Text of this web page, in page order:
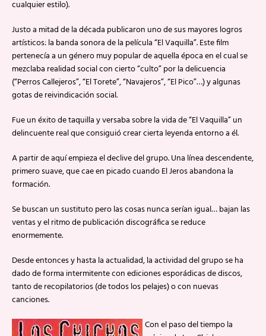
cualquier estilo).
Justo a mitad de la década publicaron uno de sus mayores logros
artísticos: la banda sonora de la película “El Vaquilla”. Este film
pertenecía a un género muy popular de aquella época en el cual se
mezclaba realidad social con cierto “culto” por la delicuencia
(“Perros Callejeros”, “El Torete”, “Navajeros”, “El Pico”…) y algunas
gotas de reivindicación social.
Fue un éxito de taquilla y versaba sobre la vida de “El Vaquilla” un
delincuente real que consiguió crear cierta leyenda entorno a él.
A partir de aquí empieza el declive del grupo. Una línea descendente,
primero suave, que cae en picado cuando El Jeros abandona la
formación.
Se buscan un sustituto pero las cosas nunca serían igual… bajan las
ventas y el ritmo de publicación discográfica se reduce
enormemente.
Desde entonces y hasta la actualidad, la actividad del grupo se ha
dado de forma intermitente con ediciones esporádicas de discos,
tanto de recopilatorios (de todos los pelajes) o con nuevas
canciones.
Con el paso del tiempo la